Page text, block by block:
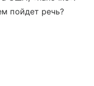
пойдет речь?